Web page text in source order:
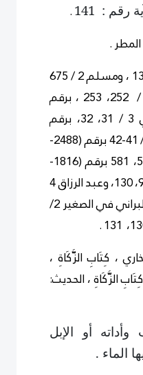
رقم : 141 .
المطر .
أخرجه : البخاري 2 / 133 ، ومسلم 2 / 675
برقم (981) ، وأبو داود 2 / 252، 253 ، برقم
(1596، 1597) ، والترمذي 3 / 31، 32، برقم
(639، 640) ، والنسائي 5 / 41-42 برقم (2488-
2490) ، وابن ماجه 1 / 580، 581 برقم (1816-
1818) ، والدارقطني 2 / 97، 130، وعبد الرزاق 4
/ 133، برقم (7232) ، والطبراني في الصغير 2/
، كِتَابِ الزَّكَاةِ ،
داود ، كِتَابِ الزَّكَاةِ ، الحديث:
أو الإبل
الماء .